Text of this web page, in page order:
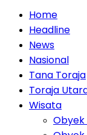
Home
Headline
News
Nasional
Tana Toraja
Toraja
Wisata
Obyek